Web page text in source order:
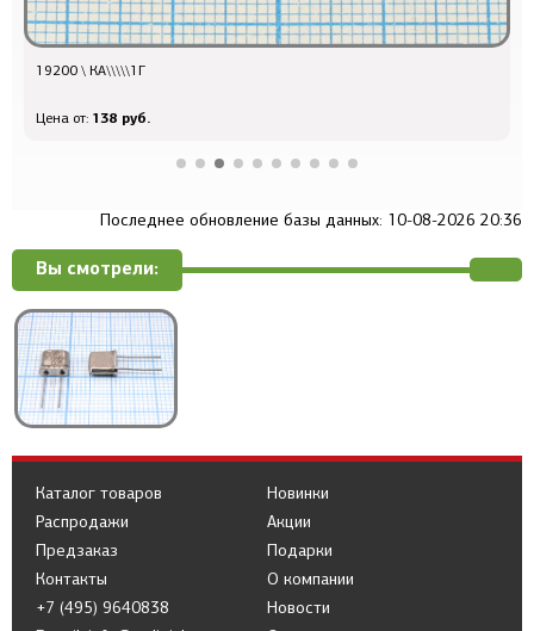
19200 \ КА\\\\\1Г
Цена от: 138 руб.
Последнее обновление базы данных: 10-08-2026 20:36
Вы смотрели:
Каталог товаров
Распродажи
Предзаказ
Новинки
Акции
Подарки
Контакты
+7 (495) 9640838
О компании
Новости